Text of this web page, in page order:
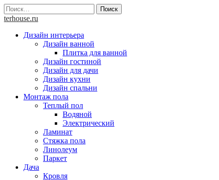
Skip
to
Найти:
terhouse.ru
Дизайн интерьера
Дизайн ванной
Плитка для ванной
Дизайн гостиной
Дизайн для дачи
Дизайн кухни
Дизайн спальни
Монтаж пола
Теплый пол
Водяной
Электрический
Ламинат
Стяжка пола
Линолеум
Паркет
Дача
Кровля